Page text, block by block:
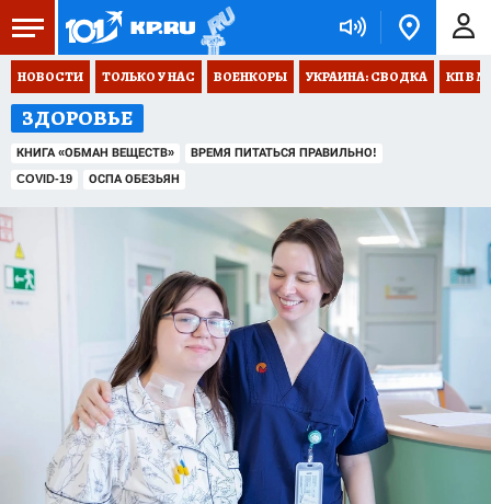
НОВОСТИ ТОЛЬКО У НАС ВОЕНКОРЫ УКРАИНА: СВОДКА КП В
ЗДОРОВЬЕ
КНИГА «ОБМАН ВЕЩЕСТВ»
ВРЕМЯ ПИТАТЬСЯ ПРАВИЛЬНО!
COVID-19
ОСПА ОБЕЗЬЯН